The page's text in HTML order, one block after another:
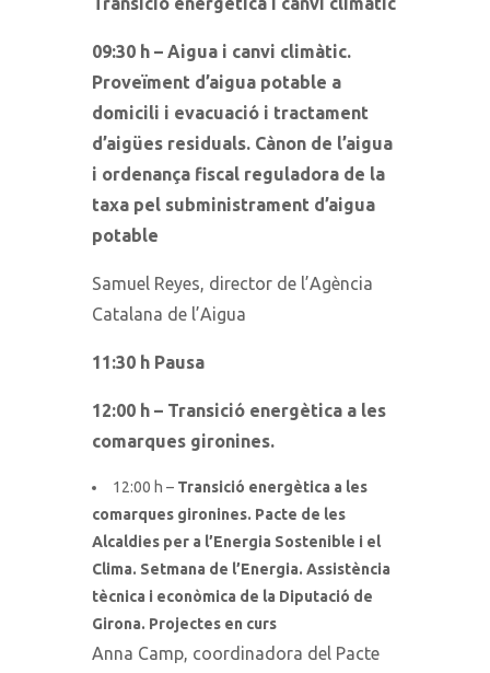
09:30 h – Aigua i canvi climàtic.
Proveïment d’aigua potable a
domicili i evacuació i tractament
d’aigües residuals. Cànon de l’aigua
i ordenança fiscal reguladora de la
taxa pel subministrament d’aigua
potable
Samuel Reyes, director de l’Agència
Catalana de l’Aigua
11:30 h Pausa
12:00 h – Transició energètica a les
comarques gironines.
12:00 h – Transició energètica a les
comarques gironines. Pacte de les
Alcaldies per a l’Energia Sostenible i el
Clima. Setmana de l’Energia. Assistència
tècnica i econòmica de la Diputació de
Girona. Projectes en curs
Anna Camp, coordinadora del Pacte